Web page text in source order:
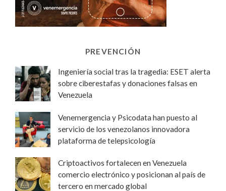
PREVENCIÓN
Ingeniería social tras la tragedia: ESET alerta
sobre ciberestafas y donaciones falsas en
Venezuela
Venemergencia y Psicodata han puesto al
servicio de los venezolanos innovadora
plataforma de telepsicología
Criptoactivos fortalecen en Venezuela
comercio electrónico y posicionan al país de
tercero en mercado global